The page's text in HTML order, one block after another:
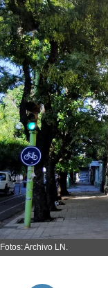
Arte y cultura
Economía y campo
Sociedad y tiempo
El tiempo
Fúnebres
Horóscopo
Fotos: Archivo LN.